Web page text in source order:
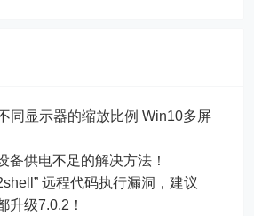
同显示器的缩放比例 Win10多屏
备供电不足的解决方法！
远程代码执行漏洞，建议
升级7.0.2！